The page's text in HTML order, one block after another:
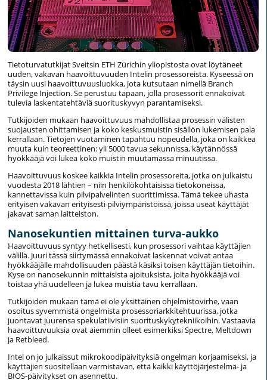
Tietoturvatutkijat Sveitsin ETH Zürichin yliopistosta ovat löytäneet
uuden, vakavan haavoittuvuuden Intelin prosessoreista. Kyseessä on
täysin uusi haavoittuvuusluokka, jota kutsutaan nimellä Branch
Privilege Injection. Se perustuu tapaan, jolla prosessorit ennakoivat
tulevia laskentatehtäviä suorituskyvyn parantamiseksi.
Tutkijoiden mukaan haavoittuvuus mahdollistaa prosessin välisten
suojausten ohittamisen ja koko keskusmuistin sisällön lukemisen pala
kerrallaan. Tietojen vuotaminen tapahtuu nopeudella, joka on kaikkea
muuta kuin teoreettinen: yli 5000 tavua sekunnissa, käytännössä
hyökkääjä voi lukea koko muistin muutamassa minuutissa.
Haavoittuvuus koskee kaikkia Intelin prosessoreita, jotka on julkaistu
vuodesta 2018 lähtien – niin henkilökohtaisissa tietokoneissa,
kannettavissa kuin pilvipalvelinten suorittimissa. Tämä tekee uhasta
erityisen vakavan erityisesti pilviympäristöissä, joissa useat käyttäjät
jakavat saman laitteiston.
Nanosekuntien mittainen turva-aukko
Haavoittuvuus syntyy hetkellisesti, kun prosessori vaihtaa käyttäjien
välillä. Juuri tässä siirtymässä ennakoivat laskennat voivat antaa
hyökkääjälle mahdollisuuden päästä käsiksi toisen käyttäjän tietoihin.
Kyse on nanosekunnin mittaisista ajoituksista, joita hyökkääjä voi
toistaa yhä uudelleen ja lukea muistia tavu kerrallaan.
Tutkijoiden mukaan tämä ei ole yksittäinen ohjelmistovirhe, vaan
osoitus syvemmistä ongelmista prosessoriarkkitehtuurissa, jotka
juontavat juurensa spekulatiivisiin suorituskykytekniikoihin. Vastaavia
haavoittuvuuksia ovat aiemmin olleet esimerkiksi Spectre, Meltdown
ja Retbleed.
Intel on jo julkaissut mikrokoodipäivityksiä ongelman korjaamiseksi, ja
käyttäjien suositellaan varmistavan, että kaikki käyttöjärjestelmä- ja
BIOS-päivitykset on asennettu.